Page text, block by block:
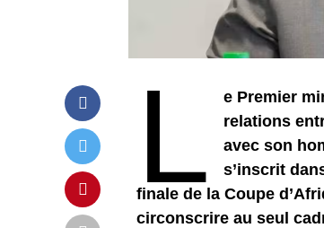
L
e Premier
relations
avec son
s’inscrit
finale de la Coupe
circonscrire au seul